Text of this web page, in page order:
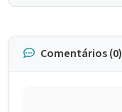
Comentários (0)